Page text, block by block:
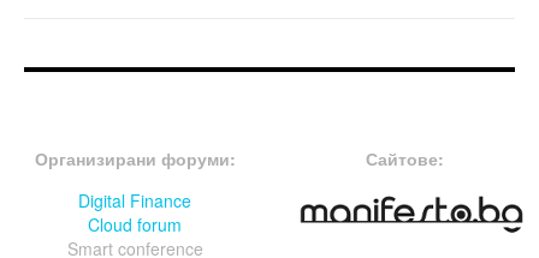
Организирани форуми:
Digital Finance
Cloud forum
Smart conference
Сайтове: